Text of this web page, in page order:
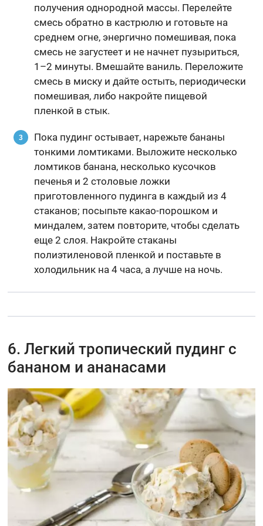
получения однородной массы. Перелейте
смесь обратно в кастрюлю и готовьте на
среднем огне, энергично помешивая, пока
смесь не загустеет и не начнет пузыриться,
1–2 минуты. Вмешайте ваниль. Переложите
смесь в миску и дайте остыть, периодически
помешивая, либо накройте пищевой
пленкой в стык.
Пока пудинг остывает, нарежьте бананы
тонкими ломтиками. Выложите несколько
ломтиков банана, несколько кусочков
печенья и 2 столовые ложки
приготовленного пудинга в каждый из 4
стаканов; посыпьте какао-порошком и
миндалем, затем повторите, чтобы сделать
еще 2 слоя. Накройте стаканы
полиэтиленовой пленкой и поставьте в
холодильник на 4 часа, а лучше на ночь.
6. Легкий тропический пудинг с
бананом и ананасами